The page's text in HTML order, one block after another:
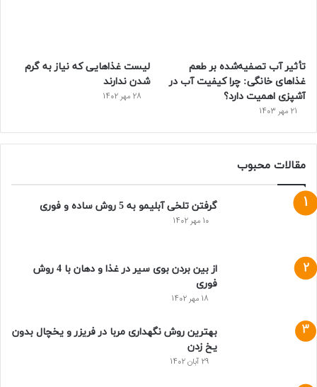
تأثیر آب تصفیه‌شده بر طعم
غذاهای خانگی: چرا کیفیت آب در
آشپزی اهمیت دارد؟
21 مهر 1403
لیست غذاهایی که نیاز به گرم
شدن ندارند
28 مهر 1402
مقالات محبوب
گرفتن تلخی آبلیمو به 5 روش ساده و فوری
10 مهر 1402
از بین بردن بوی سیر در غذا و دهان با 4 روش
فوری
18 مهر 1402
بهترین روش نگهداری مربا در فریزر و یخچال بدون
یخ زدن
29 آبان 1402